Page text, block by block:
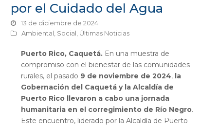
por el Cuidado del Agua
13 de diciembre de 2024
Ambiental, Social, Últimas Noticias
Puerto Rico, Caquetá.En una muestra de
compromiso con el bienestar de las comunidades
rurales, el pasado 9 de noviembre de 2024, la
Gobernación del Caquetá y la Alcaldía de
Puerto Rico llevaron a cabo una jornada
humanitaria en el corregimiento de Río Negro.
Este encuentro, liderado por la Alcaldía de Puerto